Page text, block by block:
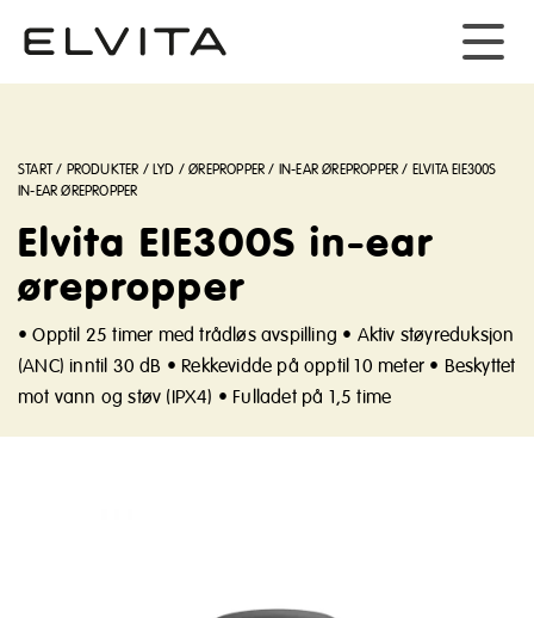
START/ PRODUKTER /LYD /ØREPROPPER / IN-EAR ØREPROPPER / ELVITA EIE300S
IN-EAR ØREPROPPER
Elvita EIE300S in-ear
ørepropper
• Opptil 25 timer med trådløs avspilling • Aktiv støyreduksjon
(ANC) inntil 30 dB • Rekkevidde på opptil 10 meter • Beskyttet
mot vann og støv (IPX4) • Fulladet på 1,5 time